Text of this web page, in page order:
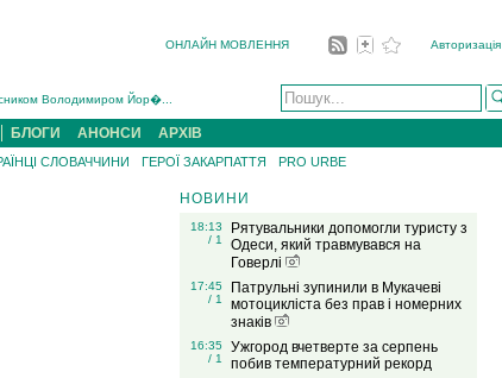
ОНЛАЙН МОВЛЕННЯ Авторизація
Володимиром Йор�...
Югасом, який два роки �...
Гербея (ФОТО)[/gree...
(ФОТО)...
БЛОГИ АНОНСИ АРХІВ
СЛОВАЧЧИНИ ГЕРОЇ ЗАКАРПАТТЯ PRO URBE
НОВИНИ
18:13
/ 1
Рятувальники допомогли туристу з
Одеси, який травмувався на
Говерлі
17:45
/ 1
Патрульні зупинили в Мукачеві
мотоцикліста без прав і номерних
знаків
16:35
/ 1
Ужгород вчетверте за серпень
побив температурний рекорд